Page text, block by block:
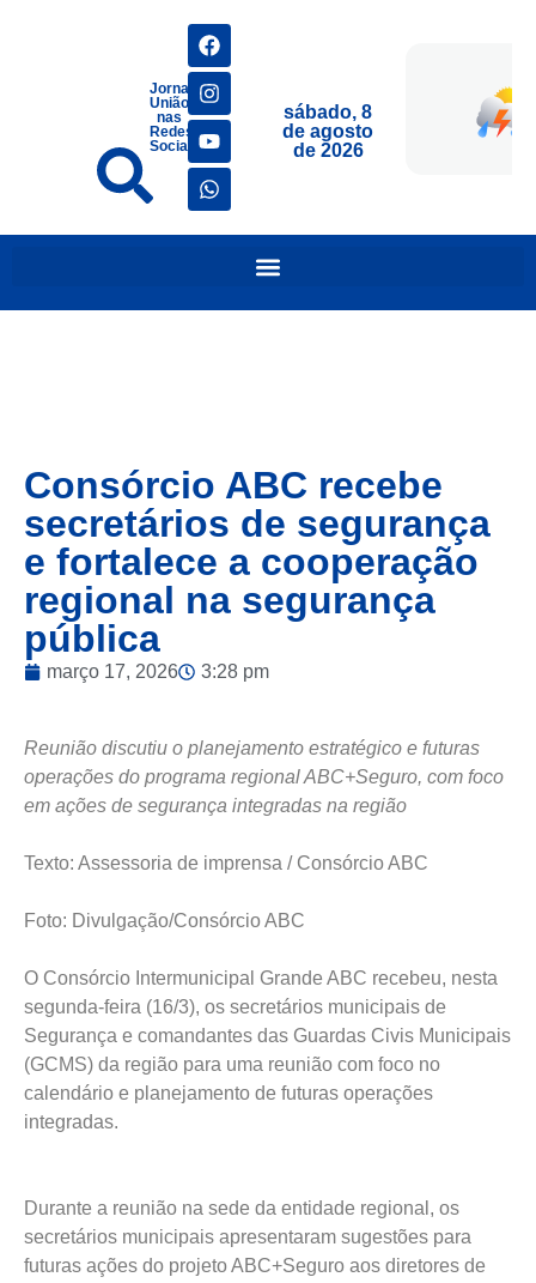
Jornais
União
nas
Redes
Sociais
sábado, 8
de agosto
de 2026
Consórcio ABC recebe
secretários de segurança
e fortalece a cooperação
regional na segurança
pública
março 17, 2026 3:28 pm
Reunião discutiu o planejamento estratégico e futuras
operações do programa regional ABC+Seguro, com foco
em ações de segurança integradas na região
Texto: Assessoria de imprensa / Consórcio ABC
Foto: Divulgação/Consórcio ABC
O Consórcio Intermunicipal Grande ABC recebeu, nesta
segunda-feira (16/3), os secretários municipais de
Segurança e comandantes das Guardas Civis Municipais
(GCMS) da região para uma reunião com foco no
calendário e planejamento de futuras operações
integradas.
Durante a reunião na sede da entidade regional, os
secretários municipais apresentaram sugestões para
futuras ações do projeto ABC+Seguro aos diretores de